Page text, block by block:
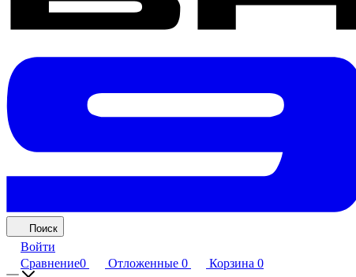
Поиск
Войти
Сравнение0 Отложенные 0 Корзина 0